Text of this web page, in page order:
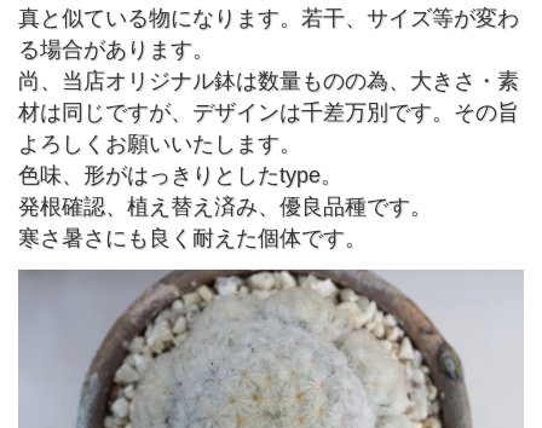
真と似ている物になります。若干、サイズ等が変わ
る場合があります。
尚、当店オリジナル鉢は数量ものの為、大きさ・素
材は同じですが、デザインは千差万別です。その旨
よろしくお願いいたします。
色味、形がはっきりとしたtype。
発根確認、植え替え済み、優良品種です。
寒さ暑さにも良く耐えた個体です。